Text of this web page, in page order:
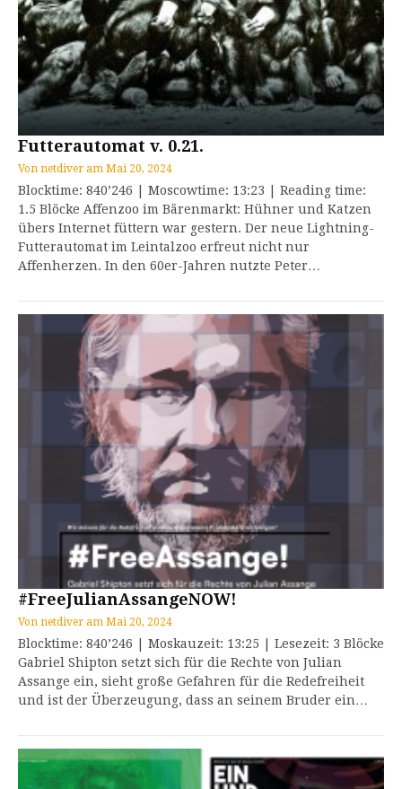
Futterautomat v. 0.21.
Von netdiver am Mai 20, 2024
Blocktime: 840’246 | Moscowtime: 13:23 | Reading time:
1.5 Blöcke Affenzoo im Bärenmarkt: Hühner und Katzen
übers Internet füttern war gestern. Der neue Lightning-
Futterautomat im Leintalzoo erfreut nicht nur
Affenherzen. In den 60er-Jahren nutzte Peter…
#FreeJulianAssangeNOW!
Von netdiver am Mai 20, 2024
Blocktime: 840’246 | Moskauzeit: 13:25 | Lesezeit: 3 Blöcke
Gabriel Shipton setzt sich für die Rechte von Julian
Assange ein, sieht große Gefahren für die Redefreiheit
und ist der Überzeugung, dass an seinem Bruder ein…